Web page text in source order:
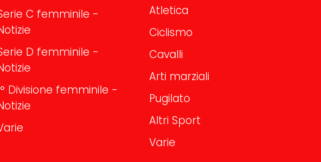
C femminile -
D femminile -
Divisione femminile -
Atletica
Ciclismo
Cavalli
Arti marziali
Pugilato
Altri Sport
Varie